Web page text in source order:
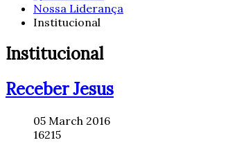
Nossa Liderança
Institucional
Institucional
Receber Jesus
05 March 2016
16215